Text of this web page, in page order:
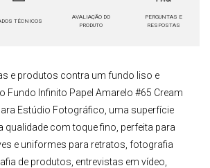
TÉCNICOS
AVALIAÇÃO DO
PRODUTO
PERGUNTAS E
RESPOSTAS
e produtos contra um fundo liso e
Fundo Infinito Papel Amarelo #65 Cream
Estúdio Fotográfico , uma superfície
qualidade com toque fino, perfeita para
e uniformes para retratos, fotografia
de produtos, entrevistas em vídeo,